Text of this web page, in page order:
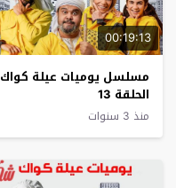
00:19:13
مسلسل يوميات عيلة كواك
الحلقة 13
منذ 3 سنوات